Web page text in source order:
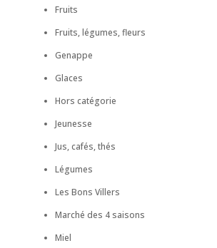
Fruits
Fruits, légumes, fleurs
Genappe
Glaces
Hors catégorie
Jeunesse
Jus, cafés, thés
Légumes
Les Bons Villers
Marché des 4 saisons
Miel